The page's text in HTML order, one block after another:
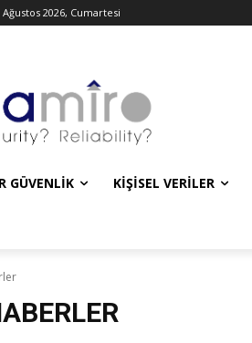
Ağustos 2026, Cumartesi
GÜVENLIK KIŞISEL VERILER